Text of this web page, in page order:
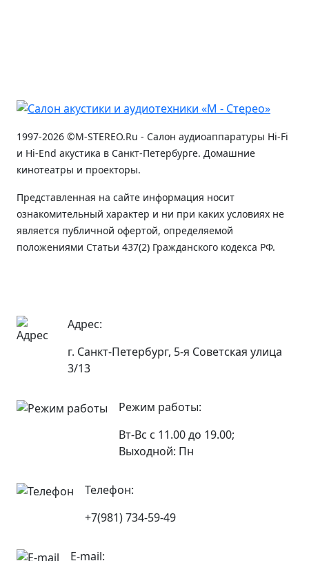
1997-2026 ©M-STEREO.Ru - Салон аудиоаппаратуры Hi-Fi
и Hi-End акустика в Санкт-Петербурге. Домашние
кинотеатры и проекторы.
Представленная на сайте информация носит
ознакомительный характер и ни при каких условиях не
является публичной офертой, определяемой
положениями Статьи 437(2) Гражданского кодекса РФ.
Адрес:
г. Санкт-Петербург, 5-я Советская улица
3/13
Режим работы:
Вт-Вс с 11.00 до 19.00;
Выходной: Пн
Телефон:
+7(981) 734-59-49
E-mail: